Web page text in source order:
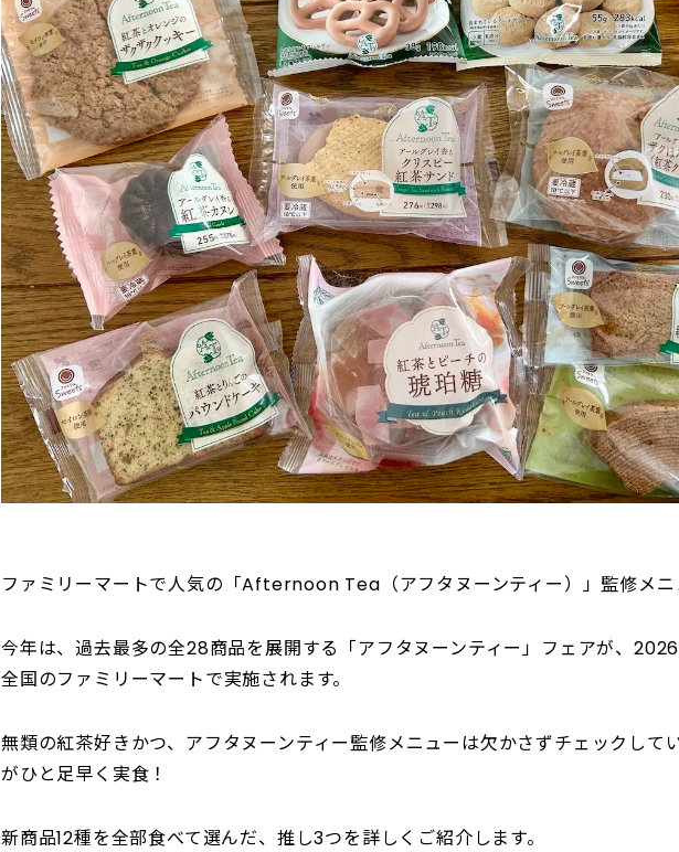
ファミリーマートで人気の「Afternoon Tea（アフタヌーンティー）」監修メ
今年は、過去最多の全28商品を展開する「アフタヌーンティー」フェアが、
全国のファミリーマートで実施されます。
無類の紅茶好きかつ、アフタヌーンティー監修メニューは欠かさずチェックして
がひと足早く実食！
新商品12種を全部食べて選んだ、推し3つを詳しくご紹介します。